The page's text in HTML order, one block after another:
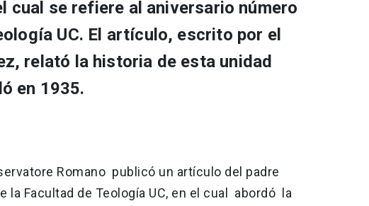
cual se refiere al aniversario número
UC. El artículo, escrito por el
relató la historia de esta unidad
en 1935.
Romano publicó un artículo del padre
la Facultad de Teología UC, en el cual abordó la